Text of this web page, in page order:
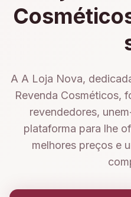
A A Loja Nova,
Revenda Cosméticos,
revendedores,
plataforma para lhe
melhores preços e